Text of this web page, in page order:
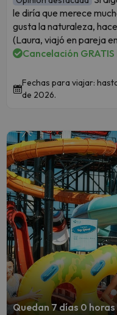
le diría que merece
gusta la naturaleza,
(Laura, viajó en pareja
Cancelación
Fechas para viajar:
de 2026.
Quedan 7 días 0 horas